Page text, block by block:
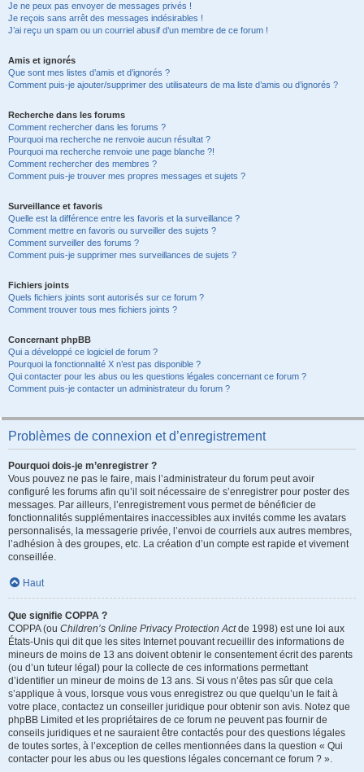
Je ne peux pas envoyer de messages privés !
Je reçois sans arrêt des messages indésirables !
J’ai reçu un spam ou un courriel abusif d’un membre de ce forum !
Amis et ignorés
Que sont mes listes d’amis et d’ignorés ?
Comment puis-je ajouter/supprimer des utilisateurs de ma liste d’amis ou d’ignorés ?
Recherche dans les forums
Comment rechercher dans les forums ?
Pourquoi ma recherche ne renvoie aucun résultat ?
Pourquoi ma recherche renvoie une page blanche ?!
Comment rechercher des membres ?
Comment puis-je trouver mes propres messages et sujets ?
Surveillance et favoris
Quelle est la différence entre les favoris et la surveillance ?
Comment mettre en favoris ou surveiller des sujets ?
Comment surveiller des forums ?
Comment puis-je supprimer mes surveillances de sujets ?
Fichiers joints
Quels fichiers joints sont autorisés sur ce forum ?
Comment trouver tous mes fichiers joints ?
Concernant phpBB
Qui a développé ce logiciel de forum ?
Pourquoi la fonctionnalité X n’est pas disponible ?
Qui contacter pour les abus ou les questions légales concernant ce forum ?
Comment puis-je contacter un administrateur du forum ?
Problèmes de connexion et d’enregistrement
Pourquoi dois-je m’enregistrer ?
Vous pouvez ne pas le faire, mais l’administrateur du forum peut avoir
configuré les forums afin qu’il soit nécessaire de s’enregistrer pour poster des
messages. Par ailleurs, l’enregistrement vous permet de bénéficier de
fonctionnalités supplémentaires inaccessibles aux invités comme les avatars
personnalisés, la messagerie privée, l’envoi de courriels aux autres membres,
l’adhésion à des groupes, etc. La création d’un compte est rapide et vivement
conseillée.
Haut
Que signifie COPPA ?
COPPA (ou Children’s Online Privacy Protection Actde 1998) est une loi aux
États-Unis qui dit que les sites Internet pouvant recueillir des informations de
mineurs de moins de 13 ans doivent obtenir le consentement écrit des parents
(ou d’un tuteur légal) pour la collecte de ces informations permettant
d’identifier un mineur de moins de 13 ans. Si vous n’êtes pas sûr que cela
s’applique à vous, lorsque vous vous enregistrez ou que quelqu’un le fait à
votre place, contactez un conseiller juridique pour obtenir son avis. Notez que
phpBB Limited et les propriétaires de ce forum ne peuvent pas fournir de
conseils juridiques et ne sauraient être contactés pour des questions légales
de toutes sortes, à l’exception de celles mentionnées dans la question « Qui
contacter pour les abus ou les questions légales concernant ce forum ? ».